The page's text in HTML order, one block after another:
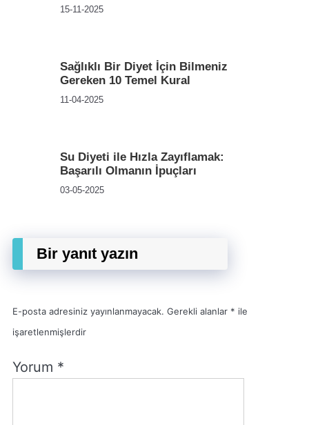
15-11-2025
Sağlıklı Bir Diyet İçin Bilmeniz
Gereken 10 Temel Kural
11-04-2025
Su Diyeti ile Hızla Zayıflamak:
Başarılı Olmanın İpuçları
03-05-2025
Bir yanıt yazın
E-posta adresiniz yayınlanmayacak. Gerekli alanlar * ile
işaretlenmişlerdir
Yorum *